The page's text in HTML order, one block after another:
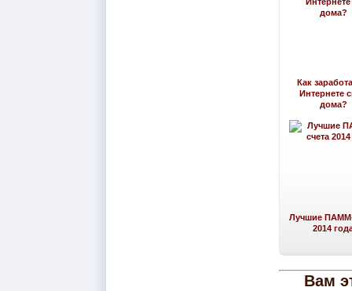
Как
Интернете
дома?
Лучшие ПАММ-
2014
Вам